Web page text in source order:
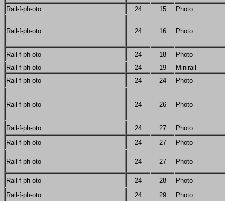
Rail-f-ph-oto
24 15 Photo
Rail-f-ph-oto 24 16 Photo
Rail-f-ph-oto 24 18
Photo
Rail-f-ph-oto
24 19
Minirail
Rail-f-ph-oto
24 24 Photo
Rail-f-ph-oto 24 26 Photo
Rail-f-ph-oto 24 27
Photo
Rail-f-ph-oto
24 27 Photo
Rail-f-ph-oto 24 27 Photo
Rail-f-ph-oto 24 28
Photo
Rail-f-ph-oto
24 29
Photo